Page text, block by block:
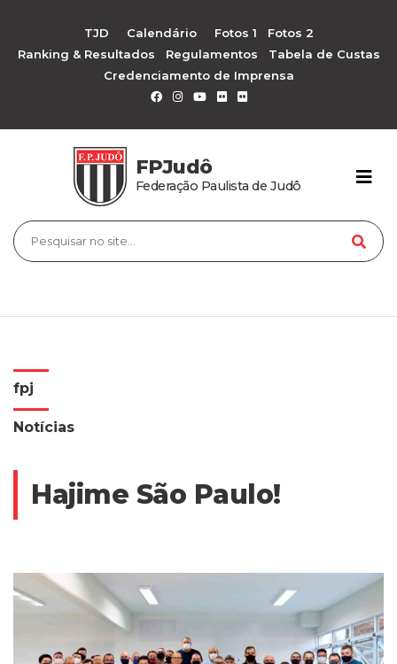
TJD Calendário Fotos 1
Fotos 2
Ranking & Resultados
Regulamentos
Tabela de Custas
Credenciamento de Imprensa
FPJudô
Federação Paulista de Judô
fpj
Notícias
Hajime São Paulo!